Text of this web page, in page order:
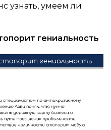
узнать, умеем ли
гениальность